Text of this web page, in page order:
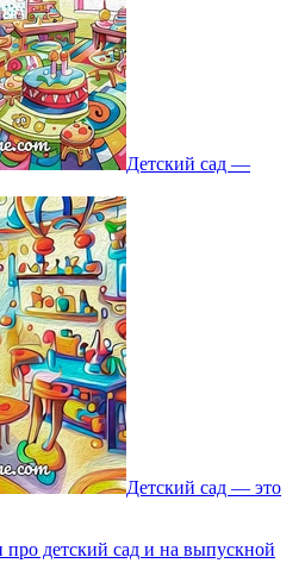
Детский сад —
Детский сад — это
про детский сад и на выпускной